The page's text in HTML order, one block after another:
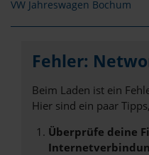
VW Jahreswagen Bochum
Fehler:
Beim Laden ist ein
Hier sind ein paar
Überprüfe deine